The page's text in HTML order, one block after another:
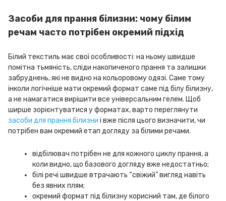
Засоби для прання білизни: чому білим
речам часто потрібен окремий підхід
Білий текстиль має свої особливості: на ньому швидше
помітна тьмяність, сліди накопиченого прання та залишки
забруднень, які не видно на кольоровому одязі. Саме тому
інколи логічніше мати окремий формат саме під білу білизну,
а не намагатися вирішити все універсальним гелем. Щоб
ширше зорієнтуватися у форматах, варто переглянути
засоби для прання білизни і вже після цього визначити, чи
потрібен вам окремий етап догляду за білими речами.
відбілювач потрібен не для кожного циклу прання, а
коли видно, що базового догляду вже недостатньо;
білі речі швидше втрачають “свіжий” вигляд навіть
без явних плям;
окремий формат під білизну корисний там, де білого